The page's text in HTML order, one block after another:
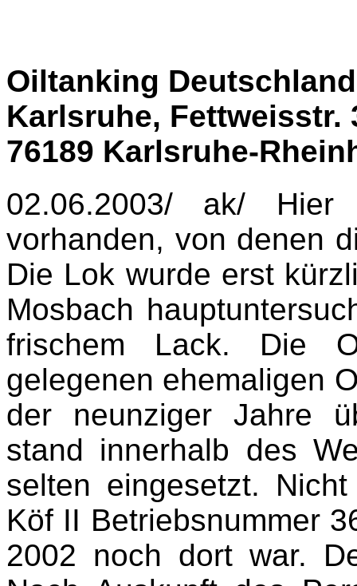
Oiltanking
Karlsruhe, Fettweisstr.
76189 Karlsruhe-
02.06.2003/ ak/
vorhanden, von denen
Die Lok wurde erst
Mosbach
frischem Lack. Die
gelegenen ehemaligen
der neunziger Jahre
stand innerhalb des
selten eingesetzt.
Köf II Betriebsnummer
2002 noch dort war.